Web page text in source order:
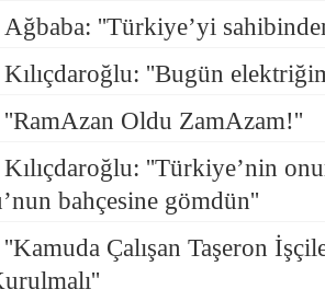
Ağbaba: ''Türkiye’yi
Kılıçdaroğlu: ''Bugün
''RamAzan Oldu ZamAzam!''
Kılıçdaroğlu: ''Türkiye’nin
bahçesine gömdün''
''Kamuda Çalışan Taşeron